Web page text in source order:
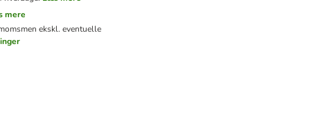
mere
men ekskl. eventuelle